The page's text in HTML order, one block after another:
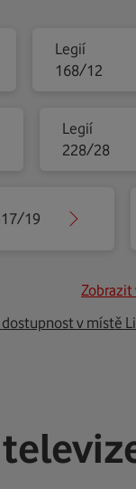
Legií
168/12
Legií
228/28
19
Zobrazit
v místě